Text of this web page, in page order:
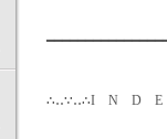
∴‥∵‥∴I N D E